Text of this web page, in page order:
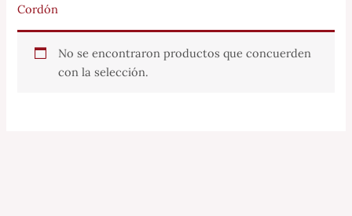
Cordón
No se encontraron productos que concuerden
con la selección.